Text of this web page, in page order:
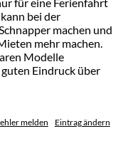
bei der
machen und
mehr machen.
Modelle
Eindruck über
melden Eintrag ändern